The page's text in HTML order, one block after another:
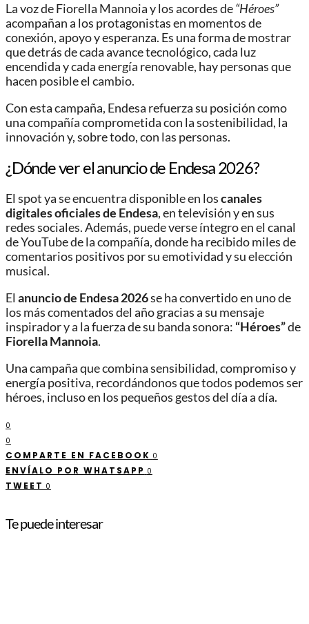
La voz de Fiorella Mannoia y los acordes de“Héroes”
acompañan a los protagonistas en momentos de
conexión, apoyo y esperanza. Es una forma de mostrar
que detrás de cada avance tecnológico, cada luz
encendida y cada energía renovable, hay personas que
hacen posible el cambio.
Con esta campaña, Endesa refuerza su posición como
una compañía comprometida con la sostenibilidad, la
innovación y, sobre todo, con las personas.
¿Dónde ver el anuncio de Endesa 2026?
El spot ya se encuentra disponible en loscanales
digitales oficiales de Endesa, en televisión y en sus
redes sociales. Además, puede verse íntegro en el canal
de YouTube de la compañía, donde ha recibido miles de
comentarios positivos por su emotividad y su elección
musical.
El anuncio de Endesa 2026se ha convertido en uno de
los más comentados del año gracias a su mensaje
inspirador y a la fuerza de su banda sonora: “Héroes”de
Fiorella Mannoia.
Una campaña que combina sensibilidad, compromiso y
energía positiva, recordándonos que todos podemos ser
héroes, incluso en los pequeños gestos del día a día.
0
0
COMPARTE EN FACEBOOK 0
ENVÍALO POR WHATSAPP 0
TWEET 0
Te puede interesar